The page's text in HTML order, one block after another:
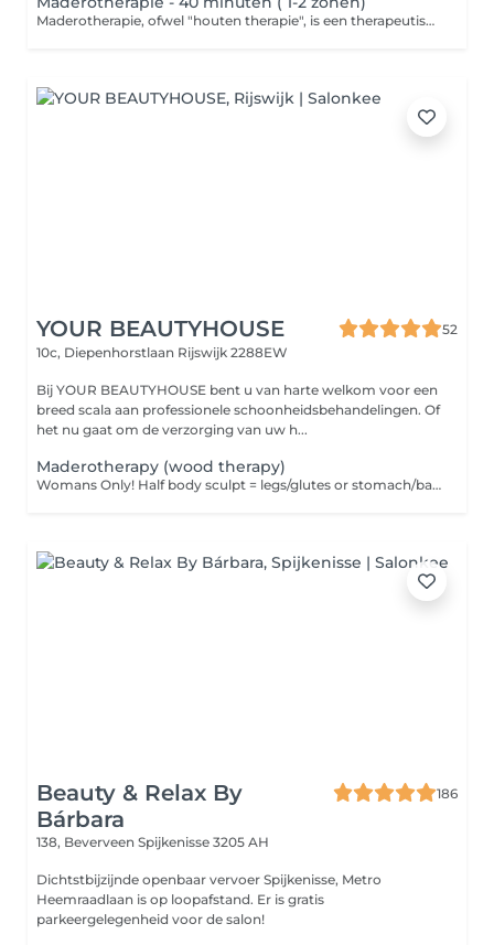
Maderotherapie, ofwel "houten therapie", is een therapeutische methode die gebruik maakt van speciale houten instrumenten voor massage en stimulatie van verschillende delen van het lichaam. Deze methode komt uit Colombia en staat bekend om zijn voordelen voor gezondheid en esthetiek. Contra-indicaties: Acute ontstekingen en infecties Huidziekten Spataderen en vaatziekten Hoge bloeddruk Zwangerschap Borstvoeding Tumoren en kanker Aandoeningen van het lymfestelsel Acute rug- of spierpijn Chronische of auto-immuunziekten
YOUR BEAUTYHOUSE
52
10c, Diepenhorstlaan Rijswijk 2288EW
Bij YOUR BEAUTYHOUSE bent u van harte welkom voor een
breed scala aan professionele schoonheidsbehandelingen. Of
het nu gaat om de verzorging van uw h...
Maderotherapy (wood therapy)
Womans Only! Half body sculpt = legs/glutes or stomach/back/arms
Beauty & Relax By
Bárbara
186
138, Beverveen Spijkenisse 3205 AH
Dichtstbijzijnde openbaar vervoer Spijkenisse, Metro
Heemraadlaan is op loopafstand. Er is gratis
parkeergelegenheid voor de salon!